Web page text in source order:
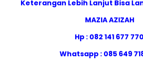
Keterangan Lebih Lanjut Bisa
MAZIA AZIZAH
Hp : 082 141 677 770
Whatsapp : 085 649